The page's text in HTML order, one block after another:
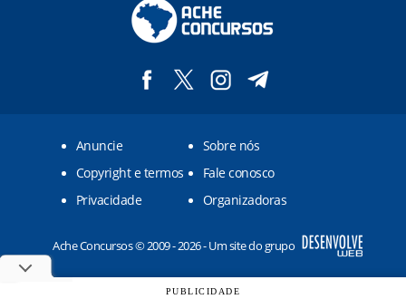
Anuncie
Sobre nós
Copyright e termos
Fale conosco
Privacidade
Organizadoras
Ache Concursos © 2009 - 2026 - Um site do grupo
PUBLICIDADE